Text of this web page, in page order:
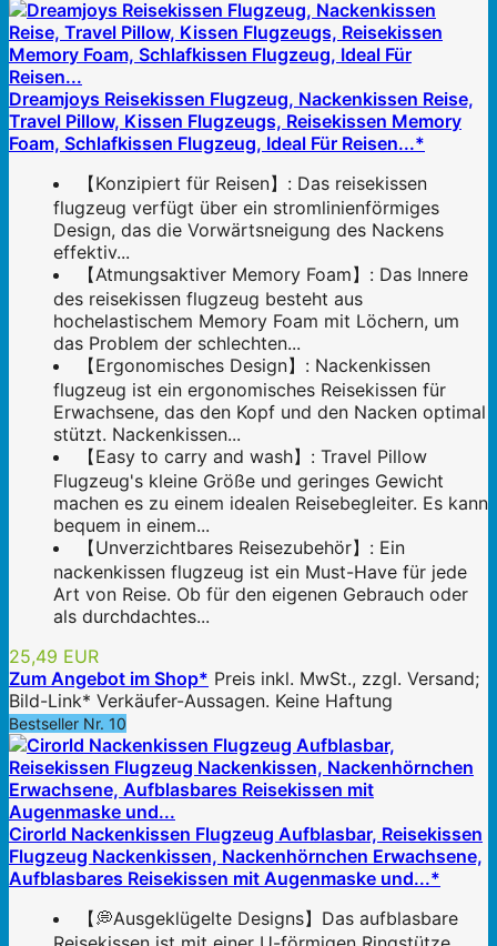
Dreamjoys Reisekissen Flugzeug, Nackenkissen Reise,
Travel Pillow, Kissen Flugzeugs, Reisekissen Memory
Foam, Schlafkissen Flugzeug, Ideal Für Reisen...*
【Konzipiert für Reisen】: Das reisekissen
flugzeug verfügt über ein stromlinienförmiges
Design, das die Vorwärtsneigung des Nackens
effektiv...
【Atmungsaktiver Memory Foam】: Das Innere
des reisekissen flugzeug besteht aus
hochelastischem Memory Foam mit Löchern, um
das Problem der schlechten...
【Ergonomisches Design】: Nackenkissen
flugzeug ist ein ergonomisches Reisekissen für
Erwachsene, das den Kopf und den Nacken optimal
stützt. Nackenkissen...
【Easy to carry and wash】: Travel Pillow
Flugzeug's kleine Größe und geringes Gewicht
machen es zu einem idealen Reisebegleiter. Es kann
bequem in einem...
【Unverzichtbares Reisezubehör】: Ein
nackenkissen flugzeug ist ein Must-Have für jede
Art von Reise. Ob für den eigenen Gebrauch oder
als durchdachtes...
25,49 EUR
Zum Angebot im Shop* Preis inkl. MwSt., zzgl. Versand;
Bild-Link* Verkäufer-Aussagen. Keine Haftung
Bestseller Nr. 10
Cirorld Nackenkissen Flugzeug Aufblasbar, Reisekissen
Flugzeug Nackenkissen, Nackenhörnchen Erwachsene,
Aufblasbares Reisekissen mit Augenmaske und...*
【💭Ausgeklügelte Designs】Das aufblasbare